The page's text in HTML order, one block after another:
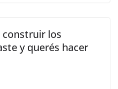
construir los
y querés hacer